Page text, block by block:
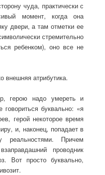
чуда, практически с
момент, когда она
двери, а там отметки ее
стремительно
ребенком), оно все не
внешняя атрибутика.
герою надо умереть и
буквально: «я
герой некоторое время
и, наконец, попадает в
Причем
проводник
просто буквально,